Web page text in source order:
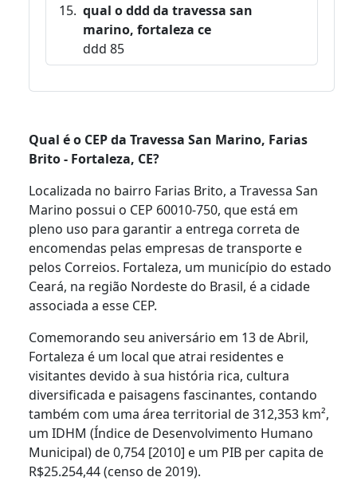
qual o ddd da travessa san
marino, fortaleza ce
ddd 85
Qual é o CEP da Travessa San Marino, Farias
Brito - Fortaleza, CE?
Localizada no bairro Farias Brito, a Travessa San
Marino possui o CEP 60010-750, que está em
pleno uso para garantir a entrega correta de
encomendas pelas empresas de transporte e
pelos Correios. Fortaleza, um município do estado
Ceará, na região Nordeste do Brasil, é a cidade
associada a esse CEP.
Comemorando seu aniversário em 13 de Abril,
Fortaleza é um local que atrai residentes e
visitantes devido à sua história rica, cultura
diversificada e paisagens fascinantes, contando
também com uma área territorial de 312,353 km²,
um IDHM (Índice de Desenvolvimento Humano
Municipal) de 0,754 [2010] e um PIB per capita de
R$25.254,44 (censo de 2019).